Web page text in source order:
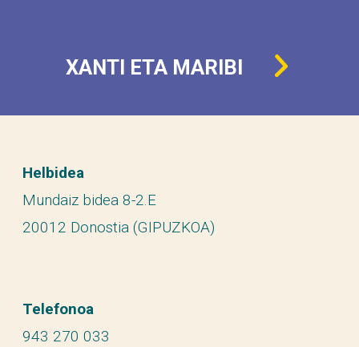
XANTI ETA MARIBI
Helbidea
Mundaiz bidea 8-2.E
20012 Donostia (GIPUZKOA)
Telefonoa
943 270 033